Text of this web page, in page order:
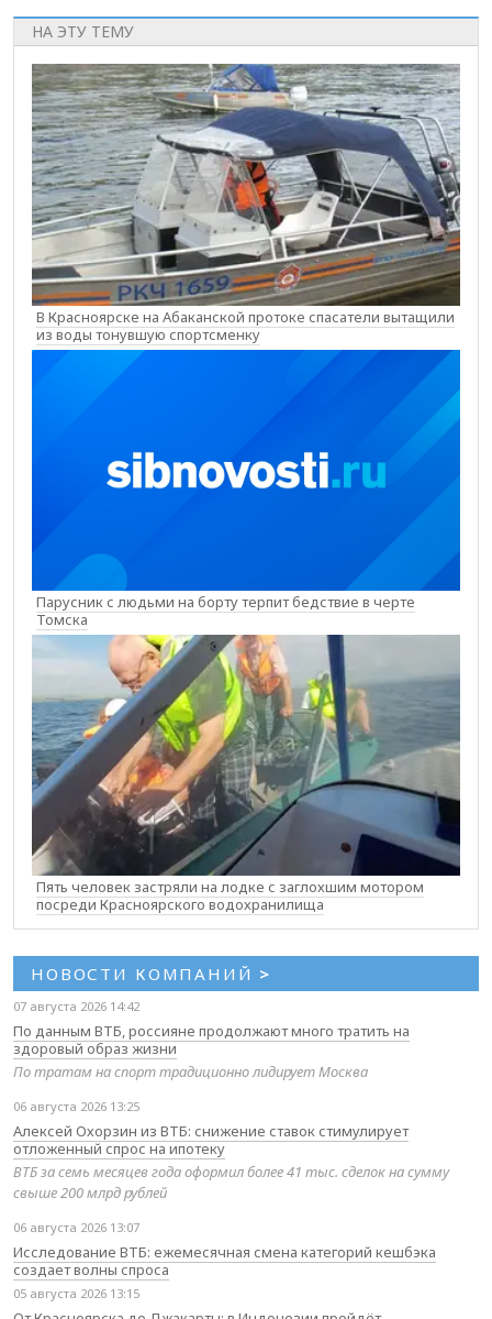
НА ЭТУ ТЕМУ
В Красноярске на Абаканской протоке спасатели вытащили
из воды тонувшую спортсменку
Парусник с людьми на борту терпит бедствие в черте
Томска
Пять человек застряли на лодке с заглохшим мотором
посреди Красноярского водохранилища
НОВОСТИ КОМПАНИЙ >
07 августа 2026 14:42
По данным ВТБ, россияне продолжают много тратить на
здоровый образ жизни
По тратам на спорт традиционно лидирует Москва
06 августа 2026 13:25
Алексей Охорзин из ВТБ: снижение ставок стимулирует
отложенный спрос на ипотеку
ВТБ за семь месяцев года оформил более 41 тыс. сделок на сумму
свыше 200 млрд рублей
06 августа 2026 13:07
Исследование ВТБ: ежемесячная смена категорий кешбэка
создает волны спроса
05 августа 2026 13:15